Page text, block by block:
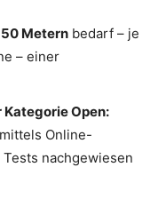
Metern bedarf – je
– einer
Open:
Online-
nachgewiesen